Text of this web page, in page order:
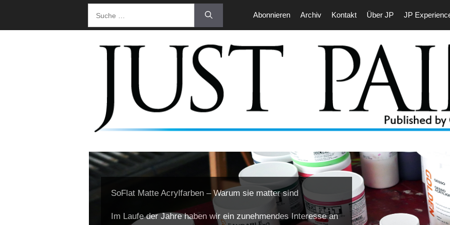
Abonnieren Archiv Kontakt Über JP JP
SoFlat Matte Acrylfarben – Warum sie matter sind
Im Laufe der Jahre haben wir ein zunehmendes Interesse an